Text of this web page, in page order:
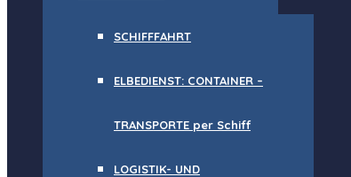
SCHIFFFAHRT
ELBEDIENST: CONTAINER –
TRANSPORTE per Schiff
LOGISTIK- UND